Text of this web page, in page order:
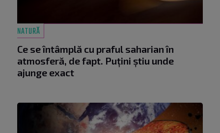
NATURĂ
Ce se întâmplă cu praful saharian în
atmosferă, de fapt. Puțini știu unde
ajunge exact